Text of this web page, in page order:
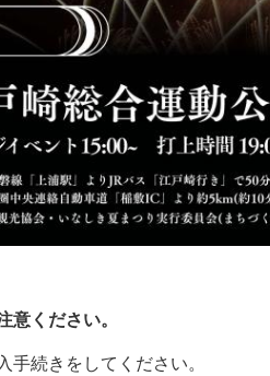
ください。
続きをしてください。